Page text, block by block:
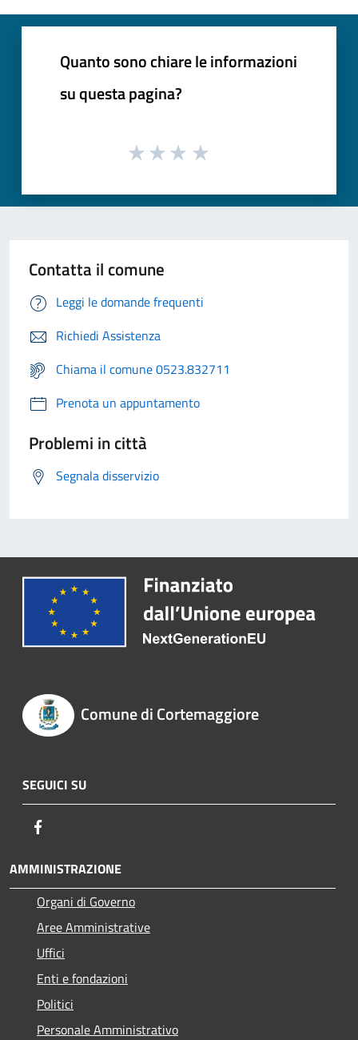
Quanto sono chiare le informazioni
su questa pagina?
Contatta il comune
Leggi le domande frequenti
Richiedi Assistenza
Chiama il comune 0523.832711
Prenota un appuntamento
Problemi in città
Segnala disservizio
Comune di Cortemaggiore
SEGUICI SU
AMMINISTRAZIONE
Organi di Governo
Aree Amministrative
Uffici
Enti e fondazioni
Politici
Personale Amministrativo